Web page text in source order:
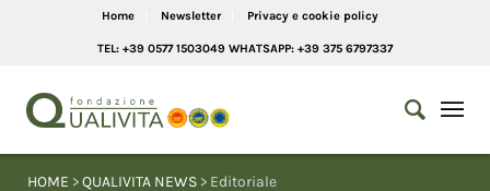
Home Newsletter Privacy e cookie policy
TEL: +39 0577 1503049 WHATSAPP: +39 375 6797337
HOME >QUALIVITA NEWS > Editoriale